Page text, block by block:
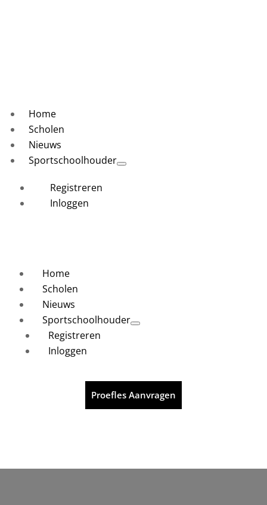
Home
Scholen
Nieuws
Sportschoolhouder
Registreren
Inloggen
Home
Scholen
Nieuws
Sportschoolhouder
Registreren
Inloggen
Proefles Aanvragen